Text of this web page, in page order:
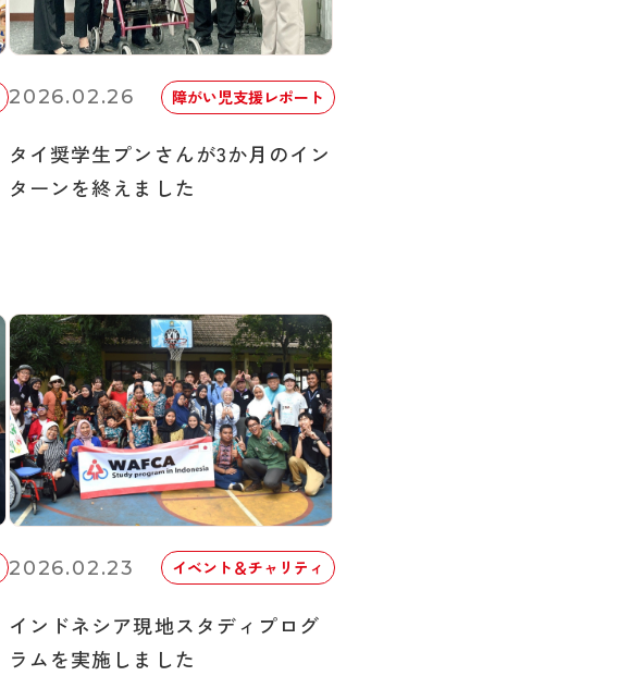
2026.02.26 障がい児支援レポート
タイ奨学生プンさんが3か月のイン
ターンを終えました
2026.02.23 イベント＆チャリティ
インドネシア現地スタディプログ
ラムを実施しました